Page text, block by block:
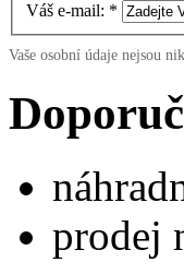
Váš e-mail: *
Vaše osobní údaje nejsou
prodej